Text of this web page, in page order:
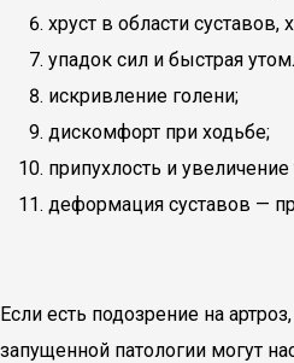
хруст в области
упадок сил и быстрая
искривление голени;
дискомфорт при ходьбе;
припухлость и
деформация суставов —
Если есть подозрение на
запущенной патологии могут